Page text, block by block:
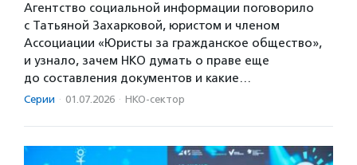
Агентство социальной информации поговорило
с Татьяной Захарковой, юристом и членом
Ассоциации «Юристы за гражданское общество»,
и узнало, зачем НКО думать о праве еще
до составления документов и какие…
Серии · 01.07.2026 · НКО-сектор